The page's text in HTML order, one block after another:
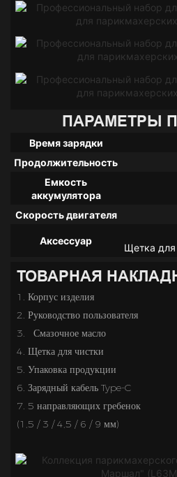
ПАРАМЕТРЫ
Время зарядки
Продолжительность
Емкость
аккумулятора
Скорость двигателя
Аксессуар
Щетка для
ТОВАРНАЯ
1. Корпус изделия
2. Руководство пользователя
3.
Смазочное масло
4. Щетка для чистки
5. Упаковка продукции
6. Зарядный кабель Type-C
7. 5 направляющих гребенок
(1,5 / 3 / 4,5 / 6 / 9 мм)